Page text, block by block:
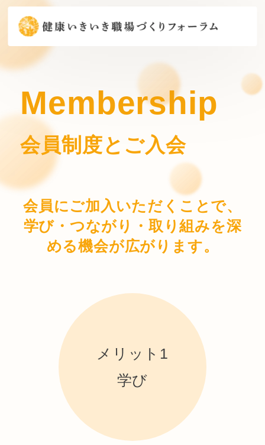
Membership
会員制度とご入会
会員にご加入いただくことで、
学び・つながり・取り組みを深
める機会が広がります。
メリット1
学び